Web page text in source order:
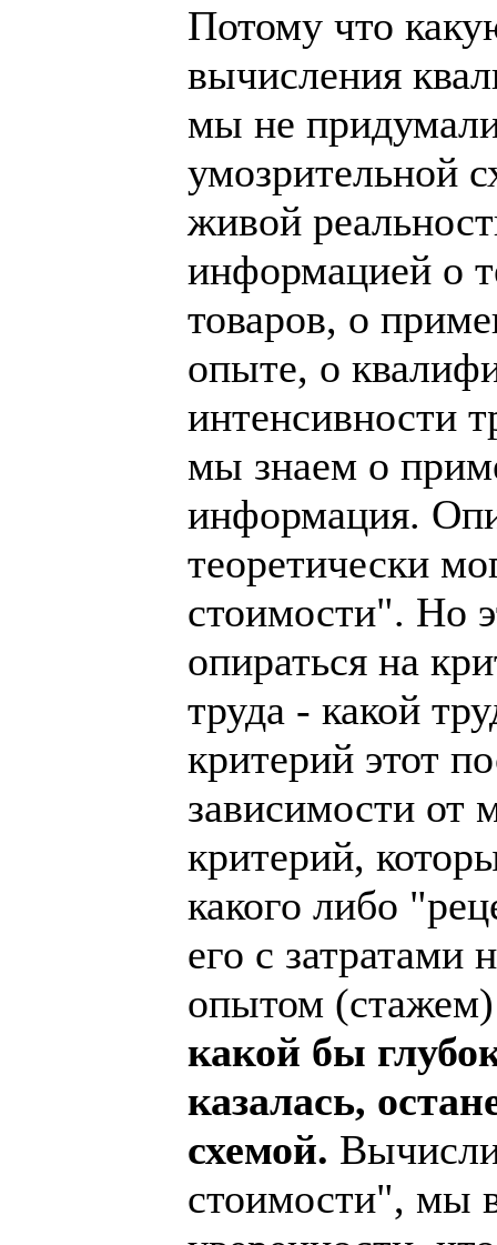
Потому что
вычисления
мы не
умозрительной
живой
информацией о
товаров, о
опыте, о
интенсивности
мы знаем о
информация.
теоретически
стоимости". Но
опираться на
труда - какой
критерий этот
зависимости от
критерий,
какого либо
его с затратами
опытом
какой бы
казалась,
схемой.
стоимости", мы